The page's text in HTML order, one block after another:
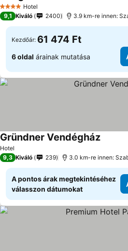
4 KategóriaHotel
9,1 Kiváló 2400 3.9 km-re innen:
Kezdőár: 61 474 Ft
6 oldal árainak mutatása
Hotel
Gründner Vendégház
9,3 Kiváló 239 3.0 km-re innen:
A pontos árak megtekintéséhez
válasszon dátumokat